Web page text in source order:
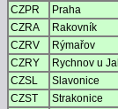
CZPR
Praha
CZRA
Rakovník
CZRV
Rýmařov
CZRY
Rychnov u
CZSL
Slavonice
CZST
Strakonice